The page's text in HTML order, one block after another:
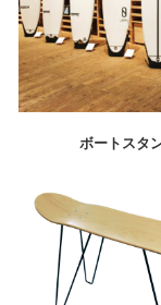
ボートスタ